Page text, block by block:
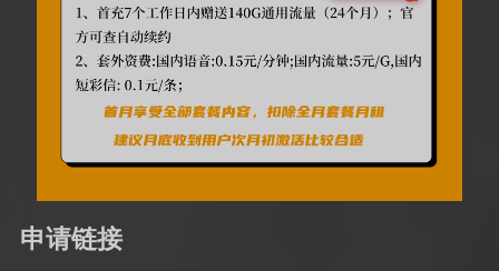
申请链接